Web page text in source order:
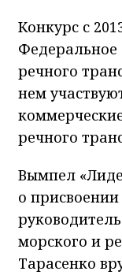
Конкурс с
Федеральное
речного
нем
речного
Вымпел
о
морского и
Тарасенко